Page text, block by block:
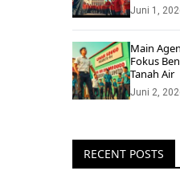
Juni 1,
Main
Fokus
Tanah Air
Juni 2,
RECENT POSTS